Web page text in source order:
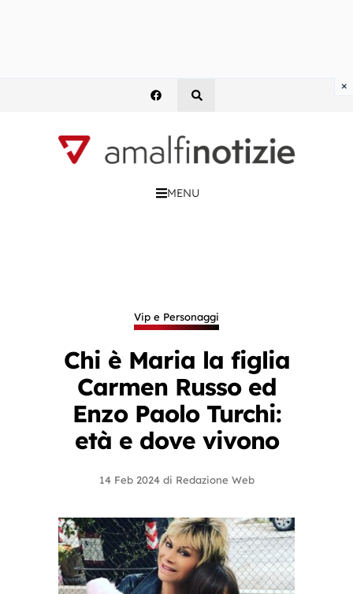
MENU
Vip e Personaggi
Chi è Maria la figlia
Carmen Russo ed
Enzo Paolo Turchi:
età e dove vivono
14 Feb 2024 di Redazione Web
×